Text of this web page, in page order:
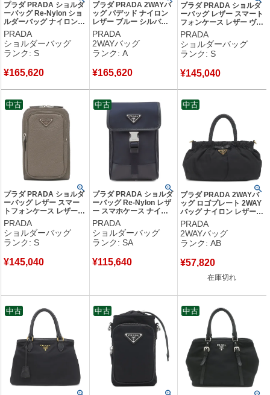
プラダ PRADA ショルダ
ーバッグ Re-Nylon ショ
ルダーバッグ ナイロン
リサイクルポリアミド ブ
ラウン シルバー金具 斜
め掛け 1BD953 【中古】
未使用保管品
PRADA
ショルダーバッグ
ランク: S
¥165,620
プラダ PRADA 2WAYバ
ッグ パデッド ナイロン
レザー ブルー シルバー
金具 ハンドバッグ ショ
ルダー 1BA359 【保存
袋】 【中古】中古美品
PRADA
2WAYバッグ
ランク: A
¥165,620
プラダ PRADA ショルダ
ーバッグ レザー スマート
フォンケース レザー ヴィ
ッテロダイノ LODEN 三
角ロゴ ショルダー ポシェ
ット 2ZH195 【箱】 【中
古】未使用保管品
PRADA
ショルダーバッグ
ランク: S
¥145,040
プラダ PRADA ショルダ
ーバッグ レザー スマー
トフォンケース レザー
ヴィッテロ ダイノ バン
ブー シルバー金具 三角
ロゴ ショルダー ポシェ
ット 2ZH195 【箱】 【中
PRADA
ショルダーバッグ
ランク: S
¥145,040
中古
プラダ PRADA ショルダ
ーバッグ Re-Nylon レザ
ー スマホケース ナイロ
ン テスート サフィアー
ノ ブルー シルバー金具
紺 携帯 フォンケース
2ZH109 【箱】 【中古】
PRADA
ショルダーバッグ
ランク: SA
¥115,640
中古
プラダ PRADA 2WAYバ
ッグ ロゴプレート 2WAY
バッグ ナイロン レザー
NERO ゴールド金具 黒
ハンドバッグ ショルダー
テスート 【中古】中古品
PRADA
2WAYバッグ
ランク: AB
¥57,820
在庫切れ
中古
中古 中古 中古